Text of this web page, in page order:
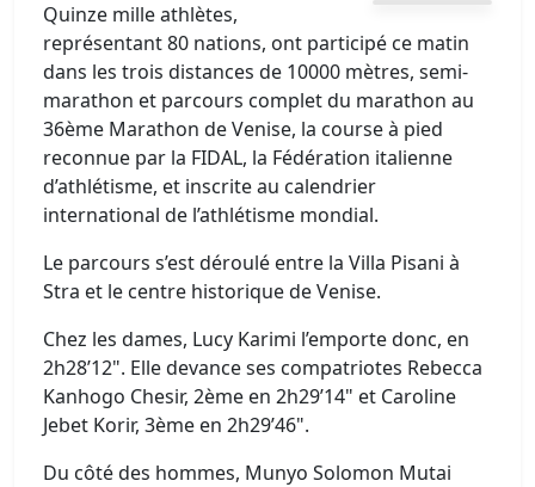
Quinze mille athlètes,
représentant 80 nations, ont participé ce matin
dans les trois distances de 10000 mètres, semi-
marathon et parcours complet du marathon au
36ème Marathon de Venise, la course à pied
reconnue par la FIDAL, la Fédération italienne
d’athlétisme, et inscrite au calendrier
international de l’athlétisme mondial.
Le parcours s’est déroulé entre la Villa Pisani à
Stra et le centre historique de Venise.
Chez les dames, Lucy Karimi l’emporte donc, en
2h28’12". Elle devance ses compatriotes Rebecca
Kanhogo Chesir, 2ème en 2h29’14" et Caroline
Jebet Korir, 3ème en 2h29’46".
Du côté des hommes, Munyo Solomon Mutai